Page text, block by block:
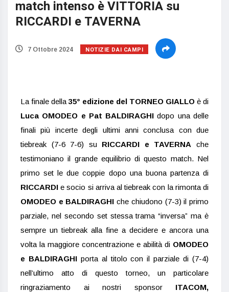
match intenso è VITTORIA su
RICCARDI e TAVERNA
7 Ottobre 2024 NOTIZIE DAI CAMPI
La finale della 35° edizione del TORNEO GIALLO è di
Luca OMODEO e Pat BALDIRAGHI dopo una delle
finali più incerte degli ultimi anni conclusa con due
tiebreak (7-6 7-6) su RICCARDI e TAVERNA che
testimoniano il grande equilibrio di questo match. Nel
primo set le due coppie dopo una buona partenza di
RICCARDI e socio si arriva al tiebreak con la rimonta di
OMODEO e BALDIRAGHI che chiudono (7-3) il primo
parziale, nel secondo set stessa trama “inversa” ma è
sempre un tiebreak alla fine a decidere e ancora una
volta la maggiore concentrazione e abilità di OMODEO
e BALDIRAGHIporta al titolo con il parziale di (7-4)
nell’ultimo atto di questo torneo, un particolare
ringraziamento ai nostri sponsor ITACOM,